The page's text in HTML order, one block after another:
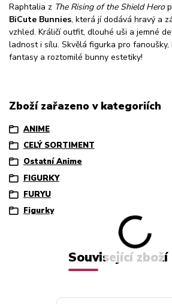
Raphtalia z The Rising of the Shield Hero
BiCute Bunnies, která jí dodává hravý a
vzhled. Králičí outfit, dlouhé uši a jemné
ladnost i sílu. Skvělá figurka pro
fantasy a roztomilé bunny estetiky!
Zboží zařazeno v kategoriích
ANIME
CELÝ SORTIMENT
Ostatní Anime
FIGURKY
FURYU
Figurky
Související zboží